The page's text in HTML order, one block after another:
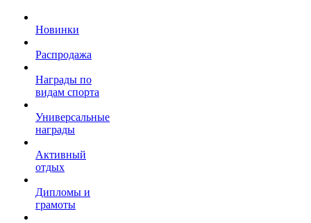
Новинки
Распродажа
Награды по
видам спорта
Универсальные
награды
Активный
отдых
Дипломы и
грамоты